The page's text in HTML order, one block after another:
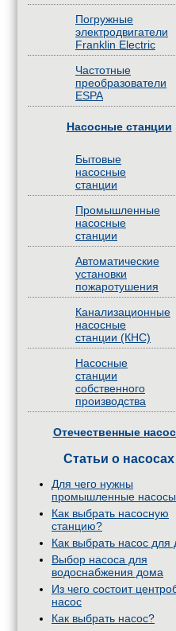
Погружные
электродвигатели
Franklin Electric
Частотные
преобразователи
ESPA
Насосные станции
Бытовые
насосные
станции
Промышленные
насосные
станции
Автоматические
установки
пожаротушения
Канализационные
насосные
станции (КНС)
Насосные
станции
собственного
производства
Отечественные
Статьи о насосах
Для чего нужны
промышленные
Как выбрать насосную
станцию?
Как выбрать насос для
Выбор насоса для
водоснабжения дома
Из чего состоит
насос
Как выбрать насос?